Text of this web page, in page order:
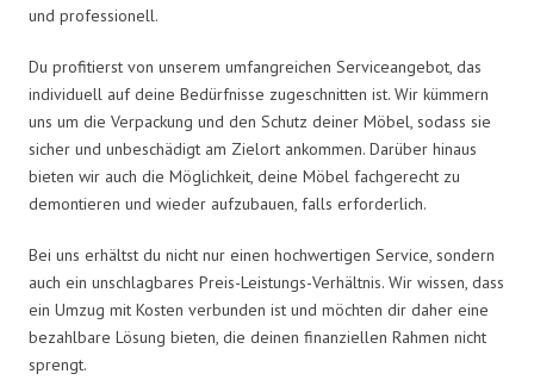
und professionell.
Du profitierst von unserem umfangreichen Serviceangebot, das
individuell auf deine Bedürfnisse zugeschnitten ist. Wir kümmern
uns um die Verpackung und den Schutz deiner Möbel, sodass sie
sicher und unbeschädigt am Zielort ankommen. Darüber hinaus
bieten wir auch die Möglichkeit, deine Möbel fachgerecht zu
demontieren und wieder aufzubauen, falls erforderlich.
Bei uns erhältst du nicht nur einen hochwertigen Service, sondern
auch ein unschlagbares Preis-Leistungs-Verhältnis. Wir wissen, dass
ein Umzug mit Kosten verbunden ist und möchten dir daher eine
bezahlbare Lösung bieten, die deinen finanziellen Rahmen nicht
sprengt.